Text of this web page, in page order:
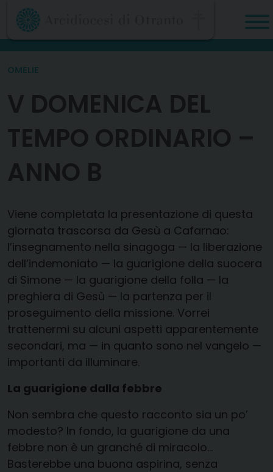
Skip
content
OMELIE
V DOMENICA DEL
TEMPO ORDINARIO –
ANNO B
Viene completata la presentazione di questa
giornata trascorsa da Gesù a Cafarnao:
l’insegnamento nella sinagoga — la liberazione
dell’indemoniato — la guarigione della suocera
di Simone — la guarigione della folla — la
preghiera di Gesù — la partenza per il
proseguimento della missione. Vorrei
trattenermi su alcuni aspetti apparentemente
secondari, ma — in quanto sono nel vangelo —
importanti da illuminare.
La guarigione dalla febbre
Non sembra che questo racconto sia un po’
modesto? In fondo, la guarigione da una
febbre non è un granché di miracolo…
Basterebbe una buona aspirina, senza